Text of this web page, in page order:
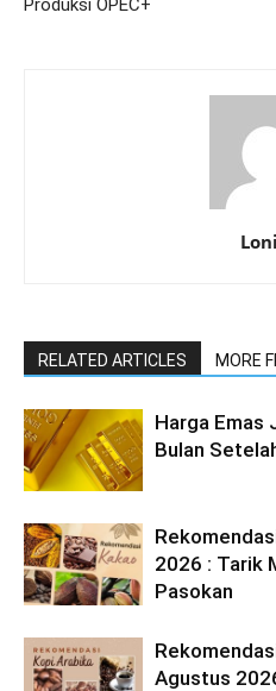
Produksi OPEC+
RELATED ARTICLES MORE
Harga Emas
Bulan
2026 : Tarik
Pasokan
Agustus